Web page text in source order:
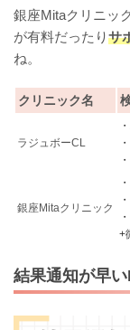
銀座Mitaクリニッ
が有料だったりサ
ね。
クリニック名
ラジュボーCL
銀座Mitaクリニック
+
結果通知が早